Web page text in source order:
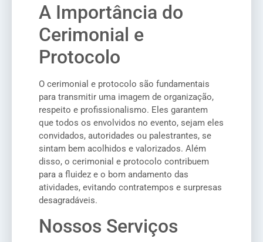
A Importância do
Cerimonial e
Protocolo
O cerimonial e protocolo são fundamentais
para transmitir uma imagem de organização,
respeito e profissionalismo. Eles garantem
que todos os envolvidos no evento, sejam eles
convidados, autoridades ou palestrantes, se
sintam bem acolhidos e valorizados. Além
disso, o cerimonial e protocolo contribuem
para a fluidez e o bom andamento das
atividades, evitando contratempos e surpresas
desagradáveis.
Nossos Serviços